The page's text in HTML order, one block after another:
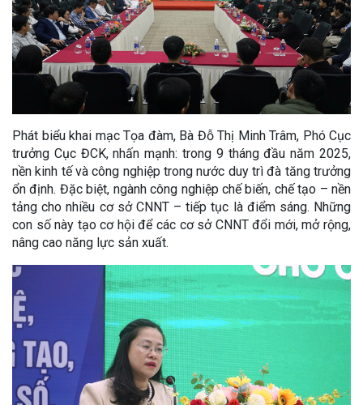
Phát biểu khai mạc Tọa đàm, Bà Đỗ Thị Minh Trâm, Phó Cục
trưởng Cục ĐCK, nhấn mạnh: trong 9 tháng đầu năm 2025,
nền kinh tế và công nghiệp trong nước duy trì đà tăng trưởng
ổn định. Đặc biệt, ngành công nghiệp chế biến, chế tạo – nền
tảng cho nhiều cơ sở CNNT – tiếp tục là điểm sáng. Những
con số này tạo cơ hội để các cơ sở CNNT đổi mới, mở rộng,
nâng cao năng lực sản xuất.